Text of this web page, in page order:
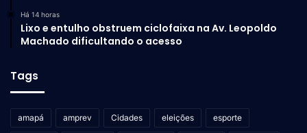
Há 14 horas
Lixo e entulho obstruem ciclofaixa na Av. Leopoldo
Machado dificultando o acesso
Tags
amapá amprev Cidades eleições esporte